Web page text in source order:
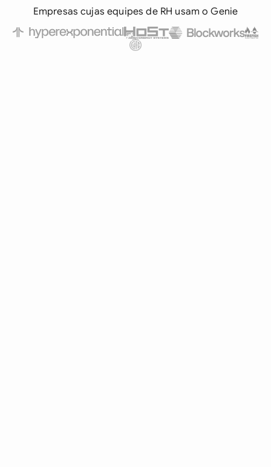
Empresas cujas equipes de RH usam o Genie